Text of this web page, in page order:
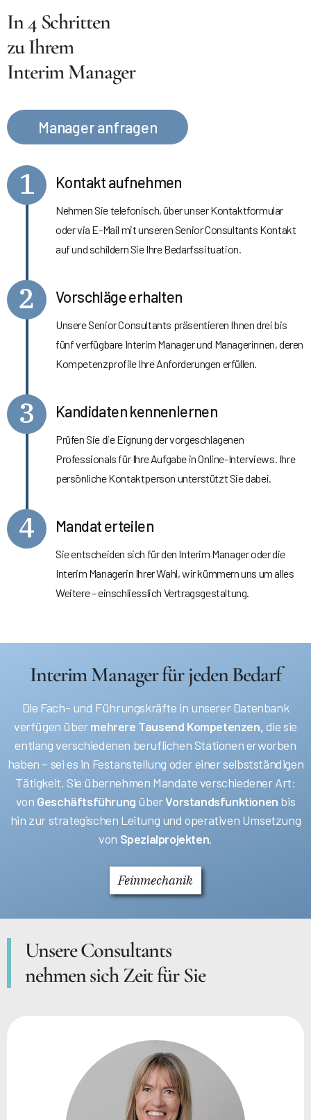
In 4 Schritten
zu Ihrem
Interim Manager
Manager anfragen
1 Kontakt aufnehmen
Nehmen Sie telefonisch, über unser Kontaktformular
oder via E-Mail mit unseren Senior Consultants Kontakt
auf und schildern Sie Ihre Bedarfssituation.
2 Vorschläge erhalten
Unsere Senior Consultants präsentieren Ihnen drei bis
fünf verfügbare Interim Manager und Managerinnen, deren
Kompetenzprofile Ihre Anforderungen erfüllen.
3 Kandidaten kennenlernen
Prüfen Sie die Eignung der vorgeschlagenen
Professionals für Ihre Aufgabe in Online-Interviews. Ihre
persönliche Kontaktperson unterstützt Sie dabei.
4 Mandat erteilen
Sie entscheiden sich für den Interim Manager oder die
Interim Managerin Ihrer Wahl, wir kümmern uns um alles
Weitere – einschliesslich Vertragsgestaltung.
Interim Manager für jeden Bedarf
Die Fach- und Führungskräfte in unserer Datenbank
verfügen übermehrere Tausend Kompetenzen,die sie
entlang verschiedenen beruflichen Stationen erworben
haben – sei es in Festanstellung oder einer selbstständigen
Tätigkeit. Sie übernehmen Mandate verschiedener Art:
von Geschäftsführung überVorstandsfunktionen bis
hin zur strategischen Leitung und operativen Umsetzung
von Spezialprojekten.
Feinmechanik
Unsere Consultants
nehmen sich Zeit für Sie